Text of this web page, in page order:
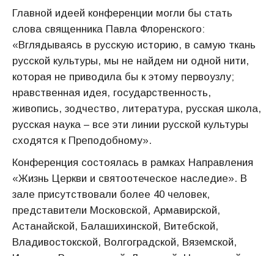
Главной идеей конференции могли бы стать
слова священника Павла Флоренского:
«Вглядываясь в русскую историю, в самую ткань
русской культуры, мы не найдем ни одной нити,
которая не приводила бы к этому первоузлу;
нравственная идея, государственность,
живопись, зодчество, литература, русская школа,
русская наука – все эти линии русской культуры
сходятся к Преподобному».
Конференция состоялась в рамках Направления
«Жизнь Церкви и святоотеческое наследие». В
зале присутствовали более 40 человек,
представители Московской, Армавирской,
Астанайской, Балашихинской, Витебской,
Владивостокской, Волгоградской, Вяземской,